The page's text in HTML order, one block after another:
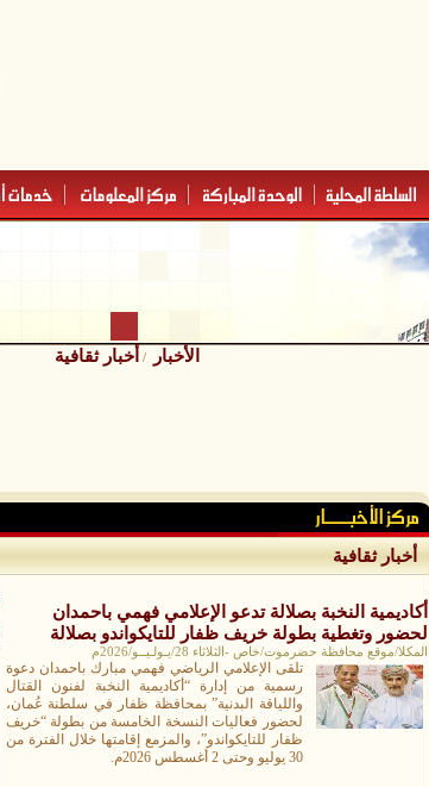
الأخبار / أخبار ثقافية
أخبار ثقافية
أكاديمية النخبة بصلالة تدعو الإعلامي فهمي باحمدان
لحضور وتغطية بطولة خريف ظفار للتايكواندو بصلالة
المكلا/موقع محافظة حضرموت/خاص -الثلاثاء 28/يـولـيــو/2026م
تلقى الإعلامي الرياضي فهمي مبارك باحمدان دعوة
رسمية من إدارة “أكاديمية النخبة لفنون القتال
واللياقة البدنية” بمحافظة ظفار في سلطنة عُمان،
لحضور فعاليات النسخة الخامسة من بطولة “خريف
ظفار للتايكواندو”، والمزمع إقامتها خلال الفترة من
30 يوليو وحتى 2 أغسطس 2026م.